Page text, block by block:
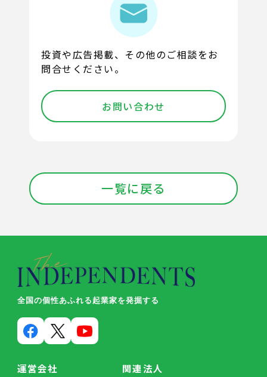
投資や広告掲載、その他のご相談をお
問合せください。
お問い合わせ
一覧に戻る
全国の個性あふれる起業家を発掘する
運営会社 関連法人